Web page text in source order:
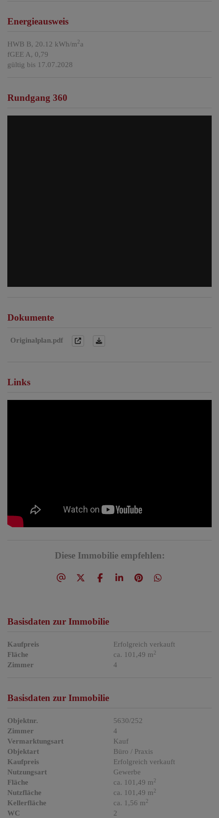
Energieausweis
HWB B, 20.12 kWh/m2a
fGEE A, 0,79
gültig bis 17.07.2028
Rundgang 360
Dokumente
Originalplan.pdf
Links
Diese Immobilie empfehlen:
Basisdaten zur Immobilie
Kaufpreis
Erfolgreich verkauft
Fläche
ca. 101,49 m2
Zimmer 4
Basisdaten zur Immobilie
Objektnr.
5630/252
Zimmer
4
Vermarktungsart
Kauf
Objektart
Büro / Praxis
Kaufpreis
Erfolgreich verkauft
Nutzungsart
Gewerbe
Fläche
ca. 101,49 m2
Nutzfläche ca. 101,49 m2
Kellerfläche ca. 1,56 m2
WC
2